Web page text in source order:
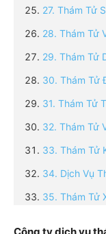
27. Thám Tử
28. Thám Tử
29. Thám Tử
30. Thám Tử
31. Thám Tử
32. Thám Tử
33. Thám Tử
34. Dịch Vụ
35. Thám Tử